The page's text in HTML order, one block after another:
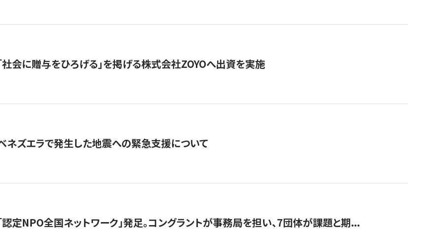
社会に贈与をひろげる」を掲げる株式会社ZOYOへ出資を実施
ネズエラで発生した地震への緊急支援について
定NPO全国ネットワーク」発足。コングラントが事務局を担い、7団体が課題と期...